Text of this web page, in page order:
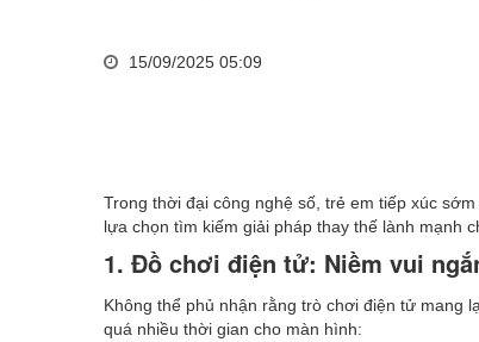
15/09/2025 05:09
Trong thời đại công nghệ số, trẻ em tiếp xúc
lựa chọn tìm kiếm giải pháp thay thế lành mạnh
1. Đồ chơi điện tử: Niềm vui
Không thể phủ nhận rằng trò chơi điện tử mang
quá nhiều thời gian cho màn hình: